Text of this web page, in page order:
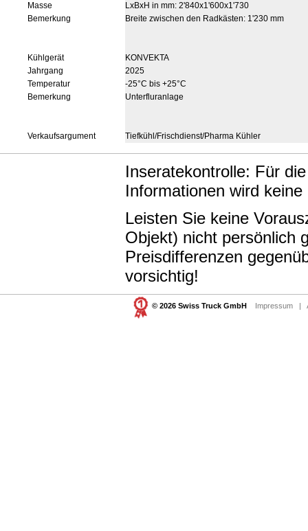
Masse
LxBxH in mm: 2'840x1'600x1'730
Bemerkung
Breite zwischen den Radkästen: 1'230 mm
Kühlgerät
KONVEKTA
Jahrgang
2025
Temperatur
-25°C bis +25°C
Bemerkung
Unterfluranlage
Verkaufsargument Tiefkühl/Frischdienst/Pharma Kühler
Inseratekontrolle: Für
Informationen wird
Leisten Sie keine
Objekt) nicht persönlich
Preisdifferenzen
vorsichtig!
© 2026 Swiss Truck GmbH Impressum |